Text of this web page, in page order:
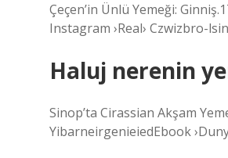
Çeçen’in Ünlü Yemeği:
Instagram ›Real› Czwizbro-
Haluj nerenin
Sinop’ta Cirassian Akşam
YibarneirgenieiedEbook